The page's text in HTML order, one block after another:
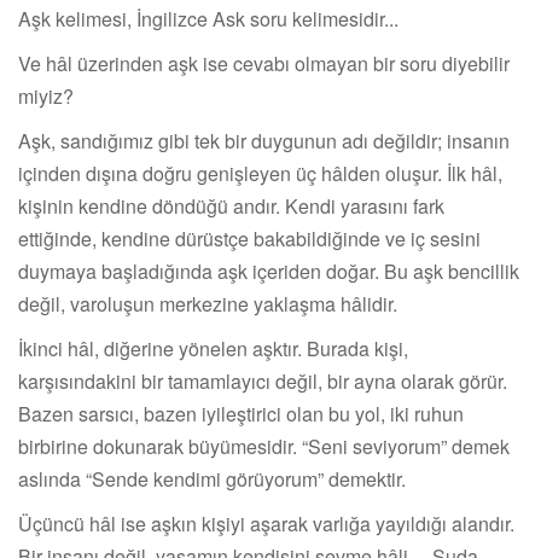
Aşk kelimesi, İngilizce Ask soru kelimesidir...
Ve hâl üzerinden aşk ise cevabı olmayan bir soru diyebilir
miyiz?
Aşk, sandığımız gibi tek bir duygunun adı değildir; insanın
içinden dışına doğru genişleyen üç hâlden oluşur. İlk hâl,
kişinin kendine döndüğü andır. Kendi yarasını fark
ettiğinde, kendine dürüstçe bakabildiğinde ve iç sesini
duymaya başladığında aşk içeriden doğar. Bu aşk bencillik
değil, varoluşun merkezine yaklaşma hâlidir.
İkinci hâl, diğerine yönelen aşktır. Burada kişi,
karşısındakini bir tamamlayıcı değil, bir ayna olarak görür.
Bazen sarsıcı, bazen iyileştirici olan bu yol, iki ruhun
birbirine dokunarak büyümesidir. “Seni seviyorum” demek
aslında “Sende kendimi görüyorum” demektir.
Üçüncü hâl ise aşkın kişiyi aşarak varlığa yayıldığı alandır.